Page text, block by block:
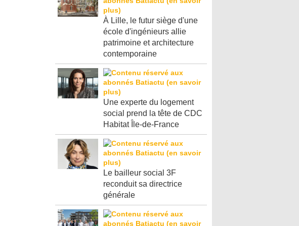
À Lille, le futur siège d'une
école d'ingénieurs allie
patrimoine et architecture
contemporaine
Une experte du logement
social prend la tête de CDC
Habitat Île-de-France
Le bailleur social 3F
reconduit sa directrice
générale